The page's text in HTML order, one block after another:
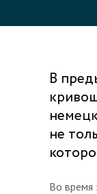
В
не
Во время